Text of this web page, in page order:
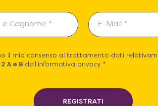
il mio consenso al trattamento dati
A e B dell'informativa privacy *
REGISTRATI